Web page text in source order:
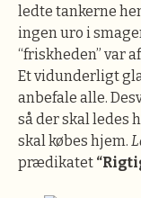
ledte tankerne
ingen uro i
“friskheden” var
Et vidunderligt
anbefale alle.
så der skal ledes
skal købes hjem.
prædikatet